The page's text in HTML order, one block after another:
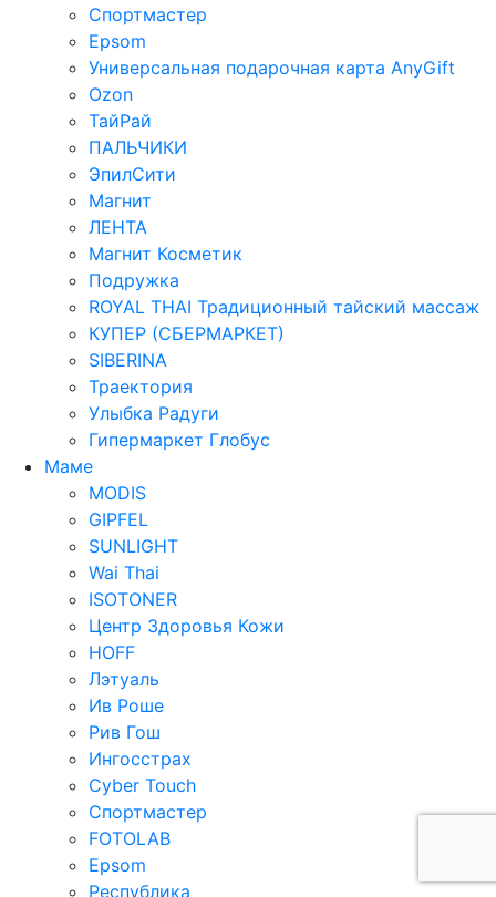
Спортмастер
Epsom
Универсальная подарочная карта AnyGift
Ozon
ТайРай
ПАЛЬЧИКИ
ЭпилСити
Магнит
ЛЕНТА
Магнит Косметик
Подружка
ROYAL THAI Традиционный тайский массаж
КУПЕР (СБЕРМАРКЕТ)
SIBERINA
Траектория
Улыбка Радуги
Гипермаркет Глобус
Маме
MODIS
GIPFEL
SUNLIGHT
Wai Thai
ISOTONER
Центр Здоровья Кожи
HOFF
Лэтуаль
Ив Роше
Рив Гош
Ингосстрах
Cyber Touch
Спортмастер
FOTOLAB
Epsom
Республика